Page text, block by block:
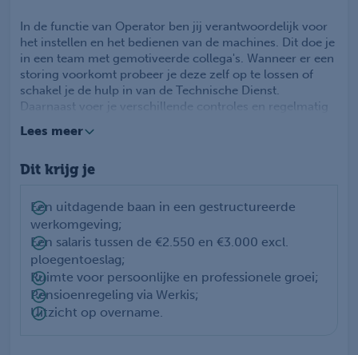
In de functie van Operator ben jij verantwoordelijk voor
het instellen en het bedienen van de machines. Dit doe je
in een team met gemotiveerde collega's. Wanneer er een
storing voorkomt probeer je deze zelf op te lossen of
schakel je de hulp in van de Technische Dienst.
Daarnaast voer je verschillende controles en regelmatig
de juiste manier afgevoerd. Het is dus belangrijk dat je
werken.
zeker geen eis! Twijfel je of je geschikt bent voor deze
functie? Neem dan vooral contact met ons op, we gaan
graag met je in gesprek over de mogelijkheden.
Lees meer
Dit krijg je
Een uitdagende baan in een gestructureerde
werkomgeving;
Een salaris tussen de €2.550 en €3.000 excl.
ploegentoeslag;
Ruimte voor persoonlijke en professionele groei;
Pensioenregeling via Werkis;
Uitzicht op overname.